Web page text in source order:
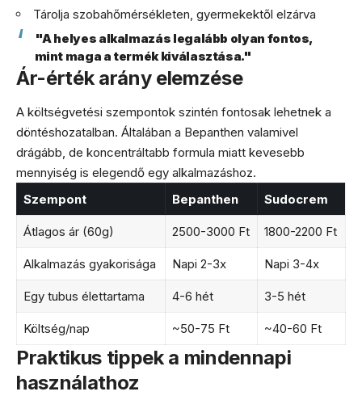
Tárolja szobahőmérsékleten, gyermekektől elzárva
"A helyes alkalmazás legalább olyan fontos,
mint maga a termék kiválasztása."
Ár-érték arány elemzése
A költségvetési szempontok szintén fontosak lehetnek a
döntéshozatalban. Általában a Bepanthen valamivel
drágább, de koncentráltabb formula miatt kevesebb
mennyiség is elegendő egy alkalmazáshoz.
Szempont
Bepanthen Sudocrem
Átlagos ár (60g) 2500-3000 Ft 1800-2200 Ft
Alkalmazás gyakorisága Napi 2-3x Napi 3-4x
Egy tubus élettartama 4-6 hét 3-5 hét
Költség/nap ~50-75 Ft ~40-60 Ft
Praktikus tippek a mindennapi
használathoz